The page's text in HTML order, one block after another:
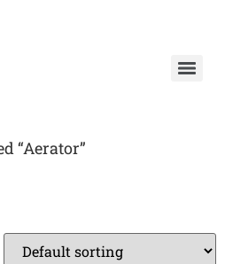
“Aerator”